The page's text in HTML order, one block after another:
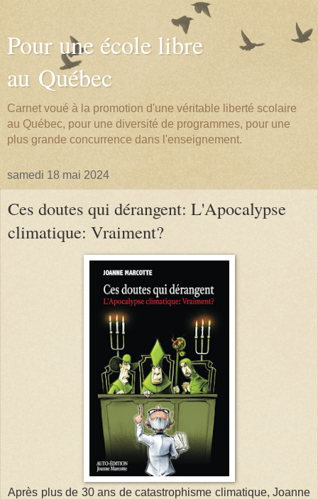
Pour une école libre
au Québec
Carnet voué à la promotion d'une véritable liberté scolaire
au Québec, pour une diversité de programmes, pour une
plus grande concurrence dans l'enseignement.
samedi 18 mai 2024
Ces doutes qui dérangent: L'Apocalypse
climatique: Vraiment?
Après plus de 30 ans de catastrophisme climatique, Joanne